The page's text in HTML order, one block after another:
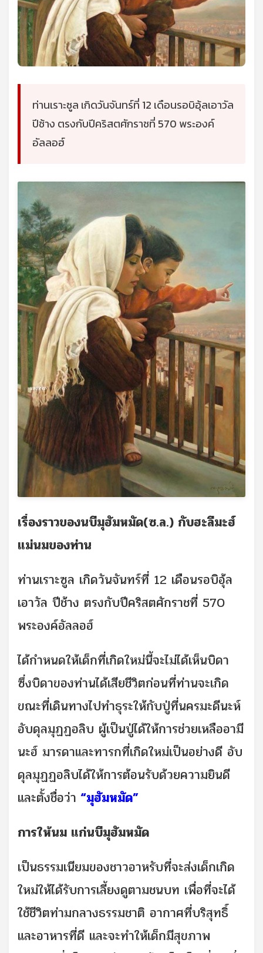
ท่านเราะซูล เกิดวันจันทร์ที่ 12 เดือนรอบิอุ้ลเอาวัล
ปีช้าง ตรงกับปีคริสตศักราชที่ 570 พระองค์
อัลลอฮ์
เรื่องราวของนบีมุฮัมหมัด(ซ.ล.) กับฮะลีมะฮ์
แม่นมของท่าน
ท่านเราะซูล เกิดวันจันทร์ที่ 12 เดือนรอบิอุ้ล
เอาวัล ปีช้าง ตรงกับปีคริสตศักราชที่ 570
พระองค์อัลลอฮ์
ได้กำหนดให้เด็กที่เกิดใหม่นี้จะไม่ได้เห็นบิดา
ซึ่งบิดาของท่านได้เสียชีวิตก่อนที่ท่านจะเกิด
ขณะที่เดินทางไปทำธุระให้กับปู่ที่นครมะดีนะห์
อับดุลมุฏฏอลิบ ผู้เป็นปู่ได้ให้การช่วยเหลืออามี
นะฮ์ มารดาและทารกที่เกิดใหม่เป็นอย่างดี อับ
ดุลมุฏฏอลิบได้ให้การต้อนรับด้วยความยินดี
และตั้งชื่อว่า “มุฮัมหมัด”
การให้นม แก่นบีมุฮัมหมัด
เป็นธรรมเนียมของชาวอาหรับที่จะส่งเด็กเกิด
ใหม่ให้ได้รับการเลี้ยงดูตามชนบท เพื่อที่จะได้
ใช้ชีวิตท่ามกลางธรรมชาติ อากาศที่บริสุทธิ์
และอาหารที่ดี และจะทำให้เด็กมีสุขภาพ